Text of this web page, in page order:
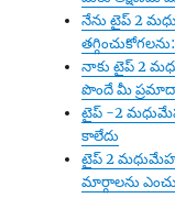
నేను టైప్ 2
నాకు టైప్ 2
పొందే మీ
టైప్ -2
కాలేదు
టైప్ 2
మార్గాలను